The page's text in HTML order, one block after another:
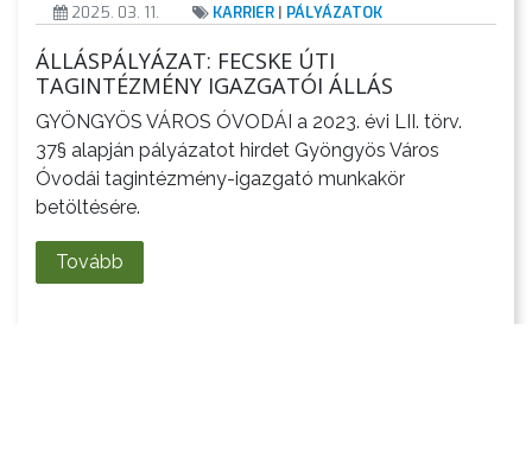
2025. 03. 11. KARRIER | PÁLYÁZATOK
ÁLLÁSPÁLYÁZAT: FECSKE ÚTI
TAGINTÉZMÉNY IGAZGATÓI ÁLLÁS
GYÖNGYÖS VÁROS ÓVODÁI a 2023. évi LII. törv.
37§ alapján pályázatot hirdet Gyöngyös Város
Óvodái tagintézmény-igazgató munkakör
betöltésére.
Tovább